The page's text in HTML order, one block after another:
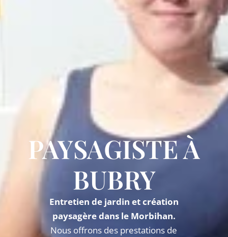
PAYSAGISTE À
BUBRY
Entretien de jardin et création
paysagère dans le Morbihan.
Nous offrons des prestations de